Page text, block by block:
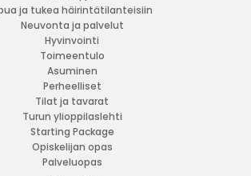
ja tukea häirintätilanteisiin
Neuvonta ja palvelut
Hyvinvointi
Toimeentulo
Asuminen
Perheelliset
Tilat ja tavarat
Turun ylioppilaslehti
Starting Package
Opiskelijan opas
Palveluopas